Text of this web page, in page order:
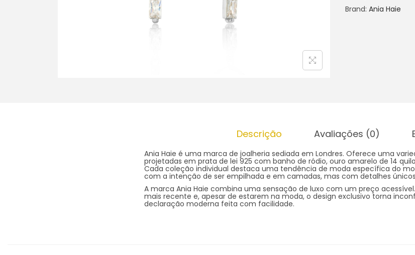
Brand: Ania Haie
Descrição Avaliações (0)
Ania Haie é uma marca de joalheria sediada em Londres. Oferece uma
projetadas em prata de lei 925 com banho de ródio, ouro amarelo de 14
Cada coleção individual destaca uma tendência de moda específica do
com a intenção de ser empilhada e em camadas, mas com detalhes
A marca Ania Haie combina uma sensação de luxo com um preço
mais recente e, apesar de estarem na moda, o design exclusivo torna
declaração moderna feita com facilidade.